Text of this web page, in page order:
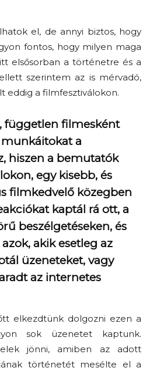
el, de annyi biztos, hogy
fontos, hogy milyen maga
elsősorban a történetre és a
szerintem az is mérvadó,
eddig a filmfesztiválokon.
független filmesként
a
hiszen a bemutatók
egy kisebb, és
filmkedvelő közegben
kaptál rá ott, a
beszélgetéseken, és
akik esetleg az
üzeneteket, vagy
az internetes
elkezdtünk dolgozni ezen a
sok üzenetet kaptunk.
jönni, amiben az adott
történetét mesélte el a